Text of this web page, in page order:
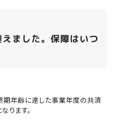
ました。保障はいつ
期年齢に達した事業年度の共済
ります。